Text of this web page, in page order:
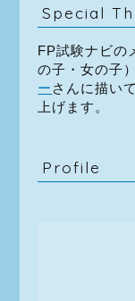
Special
FP試験ナビの
の子・女の子
ー さんに描い
上げます。
Profile